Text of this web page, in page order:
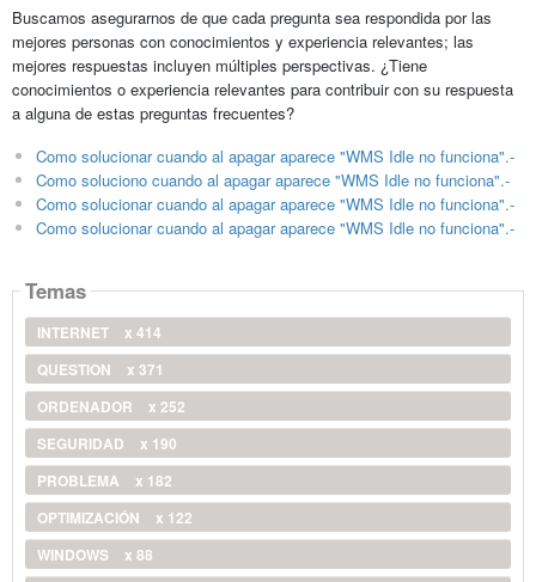
Buscamos asegurarnos de que cada pregunta sea respondida por las
mejores personas con conocimientos y experiencia relevantes; las
mejores respuestas incluyen múltiples perspectivas. ¿Tiene
conocimientos o experiencia relevantes para contribuir con su respuesta
a alguna de estas preguntas frecuentes?
Como solucionar cuando al apagar aparece "WMS Idle no funciona".-
Como soluciono cuando al apagar aparece "WMS Idle no funciona".-
Como solucionar cuando al apagar aparece "WMS Idle no funciona".-
Como solucionar cuando al apagar aparece "WMS Idle no funciona".-
Temas
INTERNET
x 414
QUESTION
x 371
ORDENADOR
x 252
SEGURIDAD
x 190
PROBLEMA
x 182
OPTIMIZACIÓN
x 122
WINDOWS
x 88